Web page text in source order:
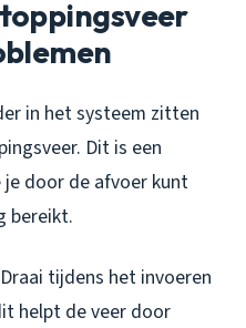
in het systeem zitten
Dit is een
door de afvoer kunt
bereikt.
tijdens het invoeren
helpt de veer door